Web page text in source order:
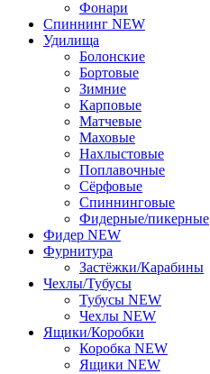
Фонари
Спиннинг NEW
Удилища
Болонские
Бортовые
Зимние
Карповые
Матчевые
Маховые
Нахлыстовые
Поплавочные
Сёрфовые
Спиннинговые
Фидерные/пикерные
Фидер NEW
Фурнитура
Застёжки/Карабины
Чехлы/Тубусы
Тубусы NEW
Чехлы NEW
Ящики/Коробки
Коробка NEW
Ящики NEW